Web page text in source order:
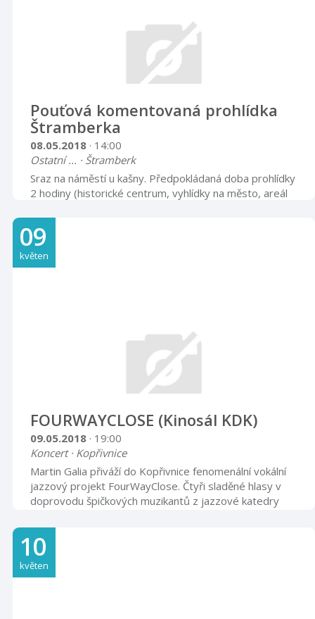
Pouťová komentovaná prohlídka
Štramberka
08.05.2018 · 14:00
Ostatní ... · Štramberk
Sraz na náměstí u kašny. Předpokládaná doba prohlídky
2 hodiny (historické centrum, vyhlídky na město, areál
09
květen
FOURWAYCLOSE (Kinosál KDK)
09.05.2018 · 19:00
Koncert · Kopřivnice
Martin Galia přiváží do Kopřivnice fenomenální vokální
jazzový projekt FourWayClose. Čtyři sladěné hlasy v
doprovodu špičkových muzikantů z jazzové katedry
workshopu potkají čtyři zpěváci z Moravy, je to milá
náhoda. Když ale jde přímo o sestavu soprán, alt, tenor
a bas, dá se předpokládat, že se vesmír snaží něco
naznačit. Workshop pořádali dvojnásobní držitelé
10
květen